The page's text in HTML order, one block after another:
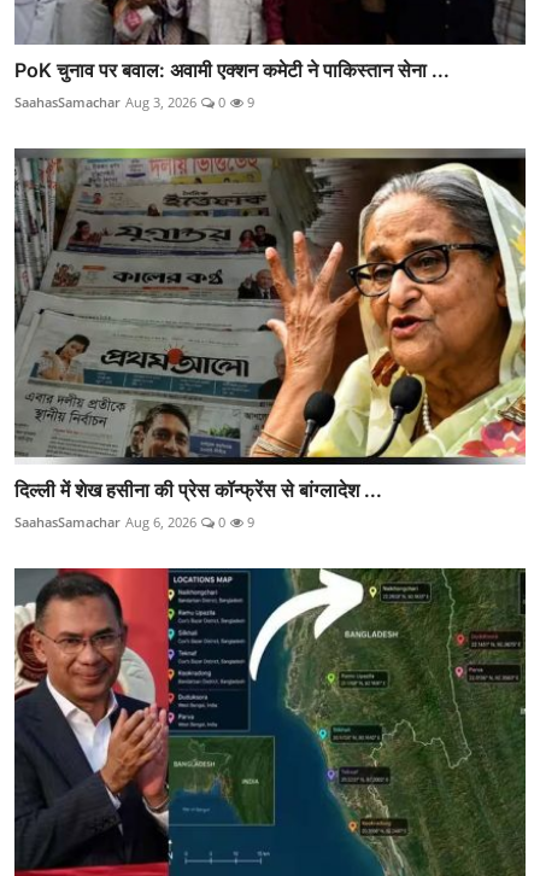
PoK चुनाव पर बवाल: अवामी एक्शन कमेटी ने पाकिस्तान सेना ...
SaahasSamachar Aug 3, 2026 0 9
दिल्ली में शेख हसीना की प्रेस कॉन्फ्रेंस से बांग्लादेश ...
SaahasSamachar Aug 6, 2026 0 9